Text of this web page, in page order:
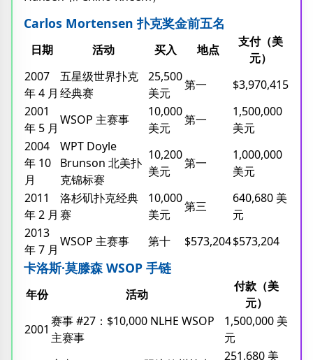
Carlos Mortensen 扑克奖金前五名
日期 活动 买入 地点
支付（美
元）
2007
年 4 月
五星级世界扑克
经典赛
25,500
美元
第一
$3,970,415
2001
年 5 月
WSOP 主赛事
10,000
美元
第一
1,500,000
美元
2004
年 10
月
WPT Doyle
Brunson 北美扑
克锦标赛
10,200
美元
第一
1,000,000
美元
2011
年 2 月
洛杉矶扑克经典
赛
10,000
美元
第三
640,680 美
元
2013
年 7 月
WSOP 主赛事 第十 $573,204$573,204
卡洛斯·莫滕森 WSOP 手链
年份 活动
付款（美
元）
2001
赛事 #27：$10,000 NLHE WSOP
主赛事
1,500,000 美
元
251,680 美